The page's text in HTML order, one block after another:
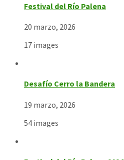
Festival del Río Palena
20 marzo, 2026
17 images
Desafío Cerro la Bandera
19 marzo, 2026
54 images